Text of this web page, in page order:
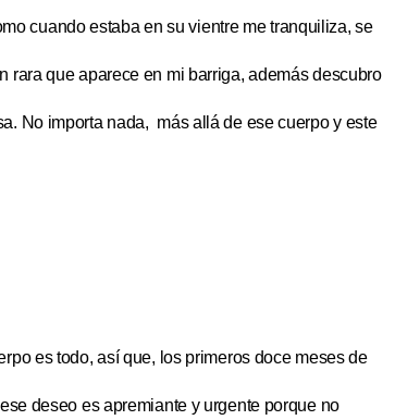
cuando estaba en su vientre me tranquiliza, se
rara que aparece en mi barriga, además descubro
No importa nada, más allá de ese cuerpo y este
es todo, así que, los primeros doce meses de
deseo es apremiante y urgente porque no